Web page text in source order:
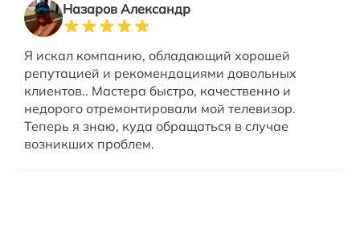
Назаров Александр
Я искал компанию, обладающий хорошей
репутацией и рекомендациями довольных
клиентов.. Мастера быстро, качественно и
недорого отремонтировали мой телевизор.
Теперь я знаю, куда обращаться в случае
возникших проблем.